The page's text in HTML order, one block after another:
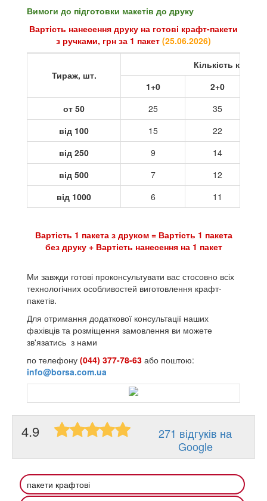
Вимоги до підготовки макетів до друку
Вартість нанесення друку на готові крафт-пакети
з ручками, грн за 1 пакет (25.06.2026)
Тираж, шт.
Кількість
1+0
2+0
от 50
25
35
від 100
15
22
від 250
9
14
від 500
7
12
від 1000
6 11
Вартість 1 пакета з друком = Вартість 1 пакета
без друку + Вартість нанесення на 1 пакет
Ми завжди готові проконсультувати вас стосовно всіх
технологічних особливостей виготовлення крафт-
пакетів.
Для отримання додаткової консультації наших
фахівців та розміщення замовлення ви можете
зв'язатись з нами
по телефону (044) 377-78-63 або поштою:
info@borsa.com.ua
4.9
271 відгуків на
Google
пакети крафтові